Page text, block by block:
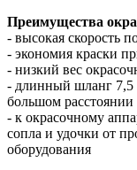
Преимущества
- высокая скорость
- экономия краски
- низкий вес
- длинный шланг 7,5
большом расстоянии
- к окрасочному
сопла и удочки от
оборудования